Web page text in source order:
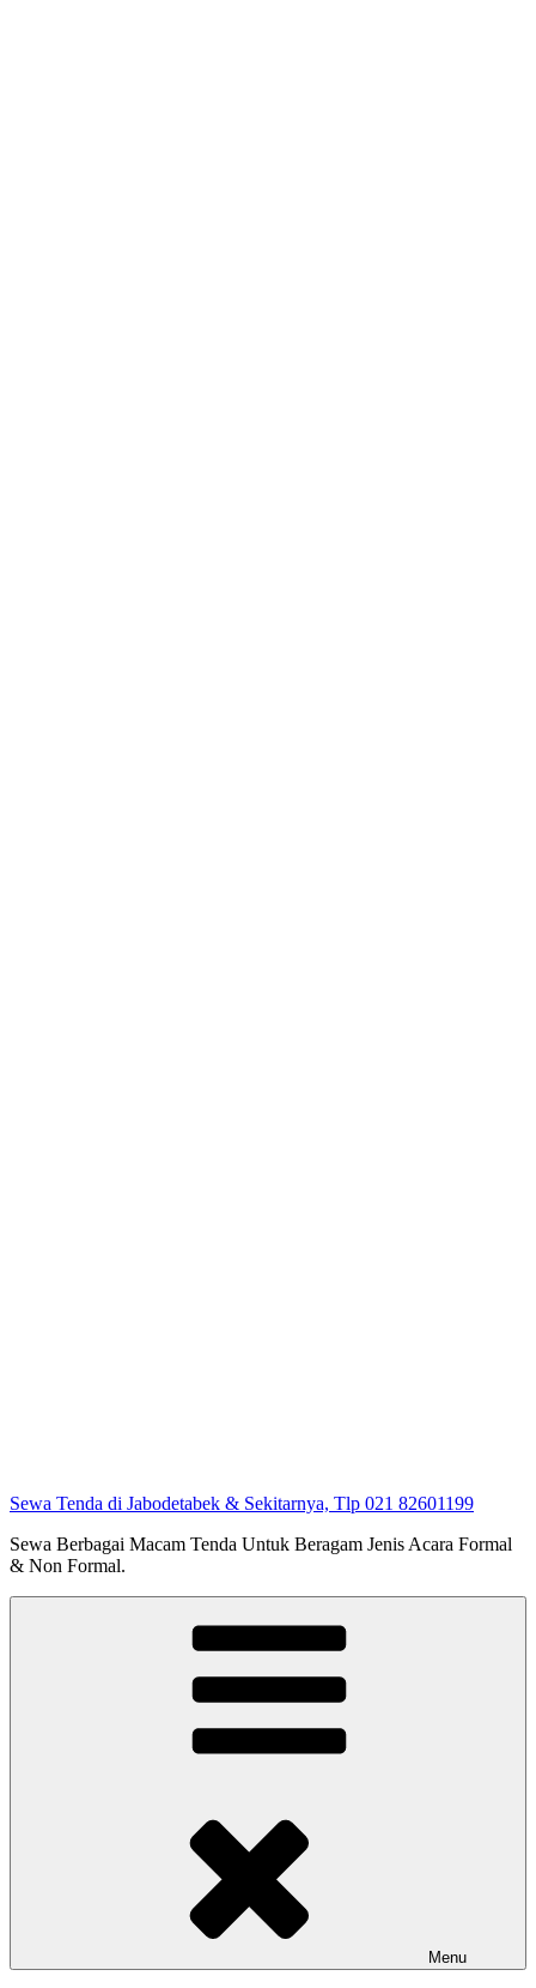
Sewa Tenda di Jabodetabek & Sekitarnya, Tlp 021 82601199
Sewa Berbagai Macam Tenda Untuk Beragam Jenis Acara Formal
& Non Formal.
Menu